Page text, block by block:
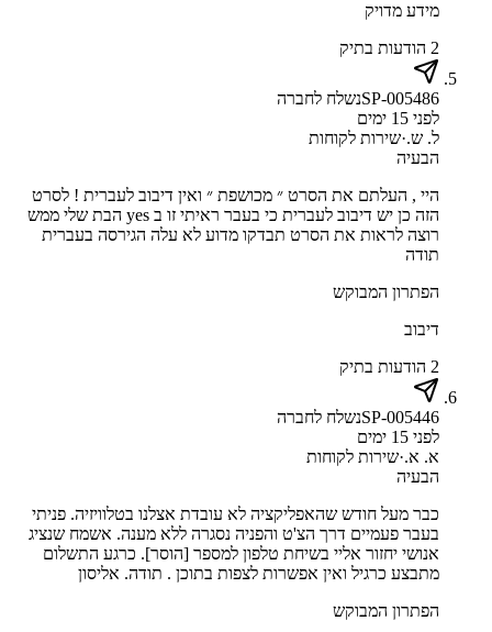
מידע מדויק
2 הודעות בתיק
SP-005486נשלח לחברה
לפני 15 ימים
ל. ש.·שירות לקוחות
הבעיה
היי , העלתם את הסרט ״ מכושפת ״ ואין דיבוב לעברית ! לסרט
הזה כן יש דיבוב לעברית כי בעבר ראיתי זו ב yes הבת שלי ממש
רוצה לראות את הסרט תבדקו מדוע לא עלה הגירסה בעברית
תודה
הפתרון המבוקש
דיבוב
2 הודעות בתיק
SP-005446נשלח לחברה
לפני 15 ימים
א. א.·שירות לקוחות
הבעיה
כבר מעל חודש שהאפליקציה לא עובדת אצלנו בטלוויזיה. פניתי
בעבר פעמיים דרך הצ'ט והפניה נסגרה ללא מענה. אשמח שנציג
אנושי יחזור אליי בשיחת טלפון למספר [הוסר]. כרגע התשלום
מתבצע כרגיל ואין אפשרות לצפות בתוכן . תודה. אליסון
הפתרון המבוקש